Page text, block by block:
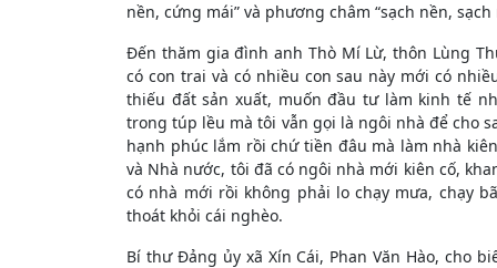
nền, cứng mái” và phương châm “sạch nền,
Đến thăm gia đình anh Thò Mí Lừ, thôn Lùng
có con trai và có nhiều con sau này mới có
thiếu đất sản xuất, muốn đầu tư làm kinh tế
trong túp lều mà tôi vẫn gọi là ngôi nhà để cho
hạnh phúc lắm rồi chứ tiền đâu mà làm nhà
và Nhà nước, tôi đã có ngôi nhà mới kiên cố,
có nhà mới rồi không phải lo chạy mưa, chạy
thoát khỏi cái nghèo.
Bí thư Đảng ủy xã Xín Cái, Phan Văn Hào, cho